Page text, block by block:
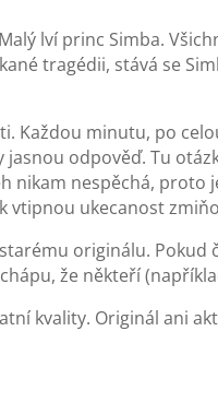
lví princ Simba.
tragédii, stává se
Každou minutu, po
odpověď. Tu
nespěchá, proto
ukecanost
originálu.
že někteří
kvality. Originál ani